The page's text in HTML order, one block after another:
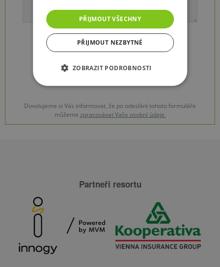
ODESLAT FORMULÁŘ
Dovolujeme si Vás informovat, že po odeslání tohoto formuláře
můžeme zpracovávat Vaše osobní údaje.
Partneři resortu
PŘIJMOUT VŠECHNY
PŘIJMOUT NEZBYTNÉ
ZOBRAZIT PODROBNOSTI